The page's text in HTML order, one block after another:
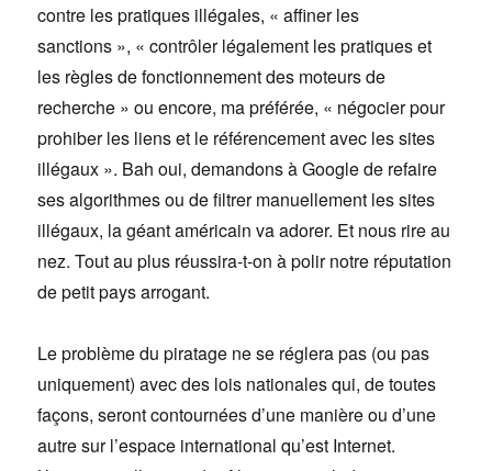
contre les pratiques illégales, « affiner les
sanctions », « contrôler légalement les pratiques et
les règles de fonctionnement des moteurs de
recherche » ou encore, ma préférée, « négocier pour
prohiber les liens et le référencement avec les sites
illégaux ». Bah oui, demandons à Google de refaire
ses algorithmes ou de filtrer manuellement les sites
illégaux, la géant américain va adorer. Et nous rire au
nez. Tout au plus réussira-t-on à polir notre réputation
de petit pays arrogant.
Le problème du piratage ne se réglera pas (ou pas
uniquement) avec des lois nationales qui, de toutes
façons, seront contournées d’une manière ou d’une
autre sur l’espace international qu’est Internet.